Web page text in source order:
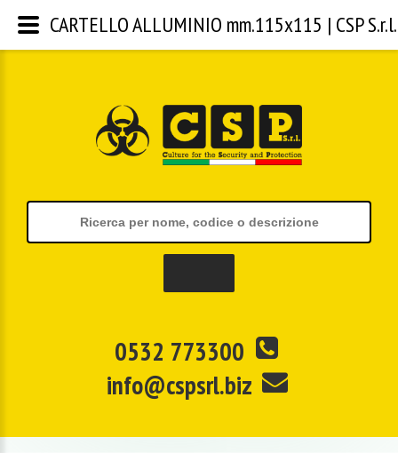
0532 773300
info@cspsrl.biz
CARTELLO ALLUMINIO mm.115x115 | CSP S.r.l.